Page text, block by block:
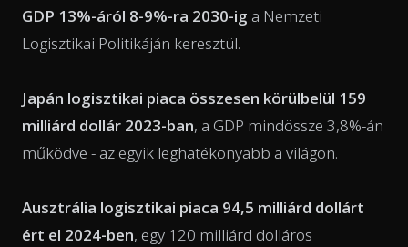
GDP 13%-áról 8-9%-ra 2030-ig a Nemzeti
Logisztikai Politikáján keresztül.
Japán logisztikai piaca összesen körülbelül 159
milliárd dollár 2023-ban, a GDP mindössze 3,8%-án
működve - az egyik leghatékonyabb a világon.
Ausztrália logisztikai piaca 94,5 milliárd dollárt
ért el 2024-ben, egy 120 milliárd dolláros